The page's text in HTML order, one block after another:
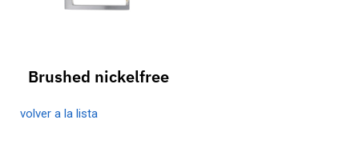
Brushed nickelfree
volver a la lista